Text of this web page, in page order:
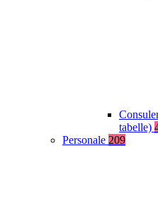
tabelle)
Personale 209